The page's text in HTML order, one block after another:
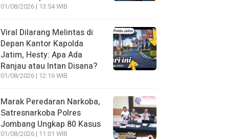
01/08/2026 | 13:54 WIB
Viral Dilarang Melintas di
Depan Kantor Kapolda
Jatim, Hesty: Apa Ada
Ranjau atau Intan Disana?
01/08/2026 | 12:16 WIB
Marak Peredaran Narkoba,
Satresnarkoba Polres
Jombang Ungkap 80 Kasus
01/08/2026 | 11:01 WIB